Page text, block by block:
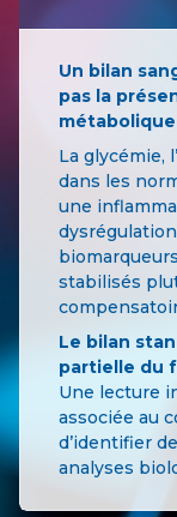
Un bilan
pas la
La glycémie,
dans les
une
stabilisés
Le bilan
partielle du
Une lecture
associée au
d’identifier
analyses